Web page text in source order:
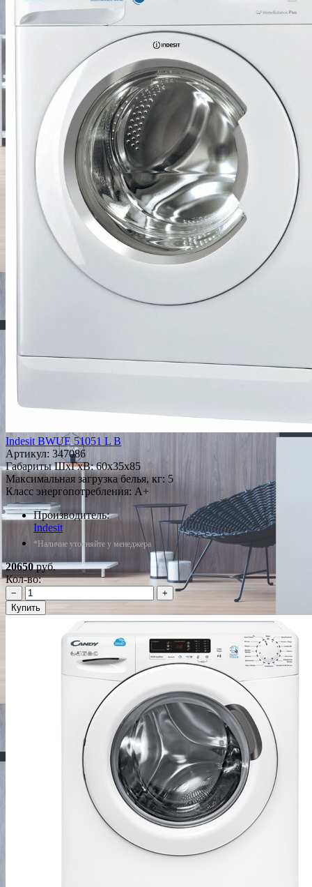
Indesit BWUE 51051 L B
Артикул: 347086
Габариты ШxГxВ: 60x35x85
Максимальная загрузка белья, кг: 5
Класс энергопотребления: A+
Производитель:
Indesit
*Наличие уточняйте у менеджера
20650руб.
Кол-во:
−
+
Купить